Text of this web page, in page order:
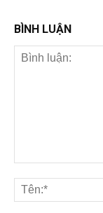
BÌNH LUẬN